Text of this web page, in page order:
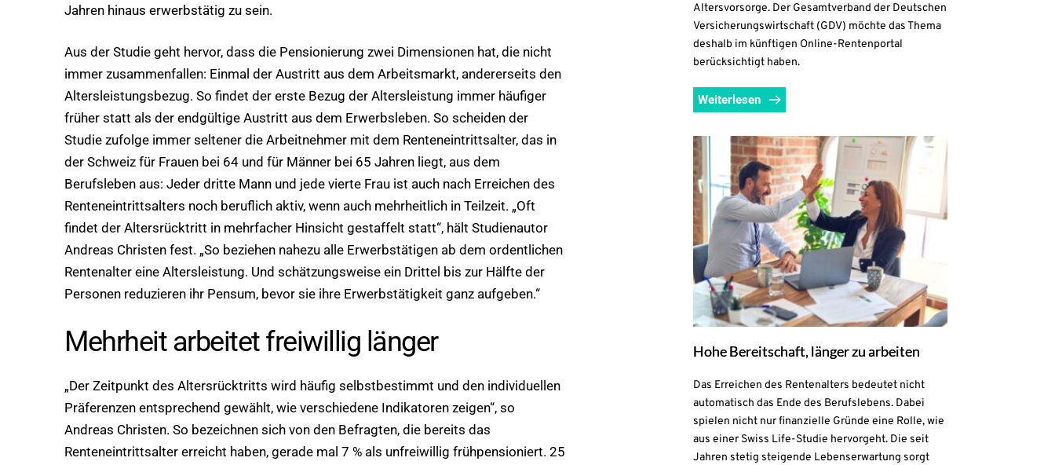
Jahren hinaus erwerbstätig zu sein.
Aus der Studie geht hervor, dass die Pensionierung zwei Dimensionen hat, die nicht
immer zusammenfallen: Einmal der Austritt aus dem Arbeitsmarkt, andererseits den
Altersleistungsbezug. So findet der erste Bezug der Altersleistung immer häufiger
früher statt als der endgültige Austritt aus dem Erwerbsleben. So scheiden der
Studie zufolge immer seltener die Arbeitnehmer mit dem Renteneintrittsalter, das in
der Schweiz für Frauen bei 64 und für Männer bei 65 Jahren liegt, aus dem
Berufsleben aus: Jeder dritte Mann und jede vierte Frau ist auch nach Erreichen des
Renteneintrittsalters noch beruflich aktiv, wenn auch mehrheitlich in Teilzeit. „Oft
findet der Altersrücktritt in mehrfacher Hinsicht gestaffelt statt“, hält Studienautor
Andreas Christen fest. „So beziehen nahezu alle Erwerbstätigen ab dem ordentlichen
Rentenalter eine Altersleistung. Und schätzungsweise ein Drittel bis zur Hälfte der
Personen reduzieren ihr Pensum, bevor sie ihre Erwerbstätigkeit ganz aufgeben.“
Mehrheit arbeitet freiwillig länger
„Der Zeitpunkt des Altersrücktritts wird häufig selbstbestimmt und den individuellen
Präferenzen entsprechend gewählt, wie verschiedene Indikatoren zeigen“, so
Andreas Christen. So bezeichnen sich von den Befragten, die bereits das
Renteneintrittsalter erreicht haben, gerade mal 7 % als unfreiwillig frühpensioniert. 25
Altersvorsorge. Der Gesamtverband der Deutschen
Versicherungswirtschaft (GDV) möchte das Thema
deshalb im künftigen Online-Rentenportal
berücksichtigt haben.
Weiterlesen
Hohe Bereitschaft, länger zu arbeiten
Das Erreichen des Rentenalters bedeutet nicht
automatisch das Ende des Berufslebens. Dabei
spielen nicht nur finanzielle Gründe eine Rolle, wie
aus einer Swiss Life-Studie hervorgeht. Die seit
Jahren stetig steigende Lebenserwartung sorgt